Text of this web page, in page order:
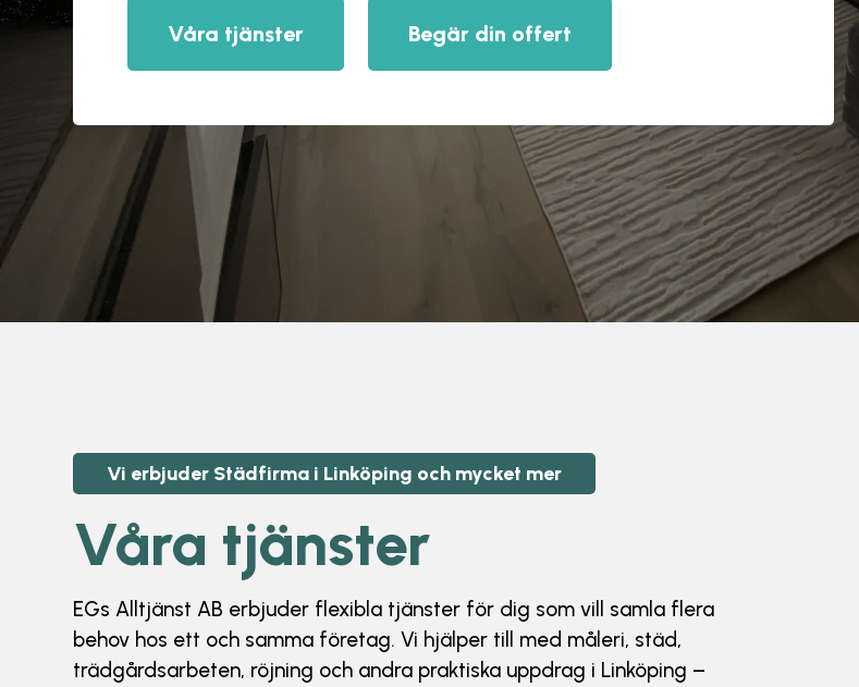
Våra tjänster Begär din offert
Vi erbjuder Städfirma i Linköping och mycket mer
Våra tjänster
EGs Alltjänst AB erbjuder flexibla tjänster för dig som vill samla flera
behov hos ett och samma företag. Vi hjälper till med måleri, städ,
trädgårdsarbeten, röjning och andra praktiska uppdrag i Linköping –